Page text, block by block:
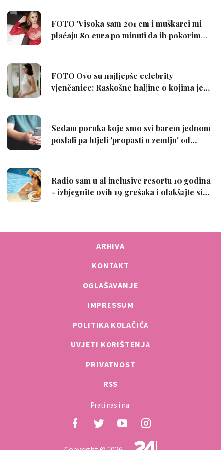
ARHIVA
KONTAKT
OGLAŠAVANJE
IMPRESSUM
POLITIKA KOLAČIĆA
UVJETI KORIŠTENJA
PRIVATNOST
RSS
Prati nas i na: